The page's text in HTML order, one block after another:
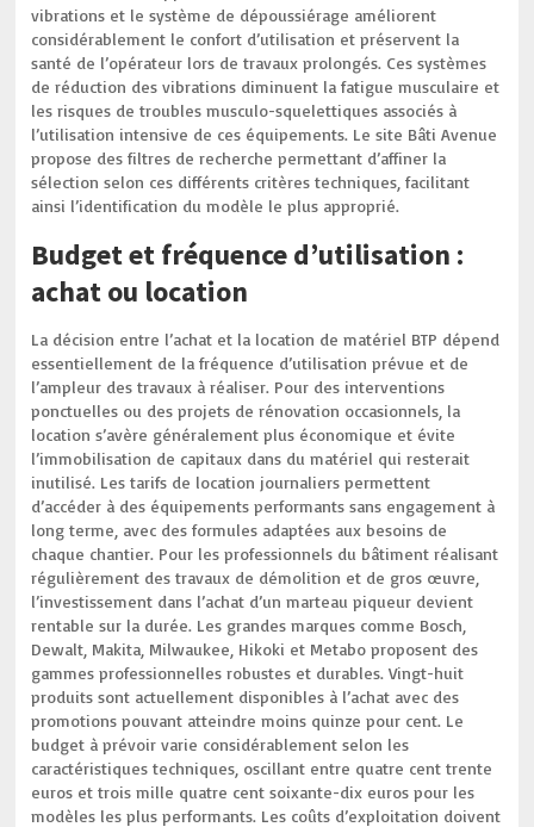
vibrations et le système de dépoussiérage améliorent
considérablement le confort d’utilisation et préservent la
santé de l’opérateur lors de travaux prolongés. Ces systèmes
de réduction des vibrations diminuent la fatigue musculaire et
les risques de troubles musculo-squelettiques associés à
l’utilisation intensive de ces équipements. Le site Bâti Avenue
propose des filtres de recherche permettant d’affiner la
sélection selon ces différents critères techniques, facilitant
ainsi l’identification du modèle le plus approprié.
Budget et fréquence d’utilisation :
achat ou location
La décision entre l’achat et la location de matériel BTP dépend
essentiellement de la fréquence d’utilisation prévue et de
l’ampleur des travaux à réaliser. Pour des interventions
ponctuelles ou des projets de rénovation occasionnels, la
location s’avère généralement plus économique et évite
l’immobilisation de capitaux dans du matériel qui resterait
inutilisé. Les tarifs de location journaliers permettent
d’accéder à des équipements performants sans engagement à
long terme, avec des formules adaptées aux besoins de
chaque chantier. Pour les professionnels du bâtiment réalisant
régulièrement des travaux de démolition et de gros œuvre,
l’investissement dans l’achat d’un marteau piqueur devient
rentable sur la durée. Les grandes marques comme Bosch,
Dewalt, Makita, Milwaukee, Hikoki et Metabo proposent des
gammes professionnelles robustes et durables. Vingt-huit
produits sont actuellement disponibles à l’achat avec des
promotions pouvant atteindre moins quinze pour cent. Le
budget à prévoir varie considérablement selon les
caractéristiques techniques, oscillant entre quatre cent trente
euros et trois mille quatre cent soixante-dix euros pour les
modèles les plus performants. Les coûts d’exploitation doivent